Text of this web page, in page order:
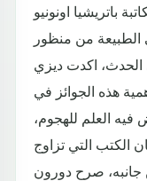
باتريشيا اونونيو
من منظور
اكدت ديزي
هذه الجوائز في
العلم للهجوم،
الكتب التي تزاوج
جانبه، صرح دورون